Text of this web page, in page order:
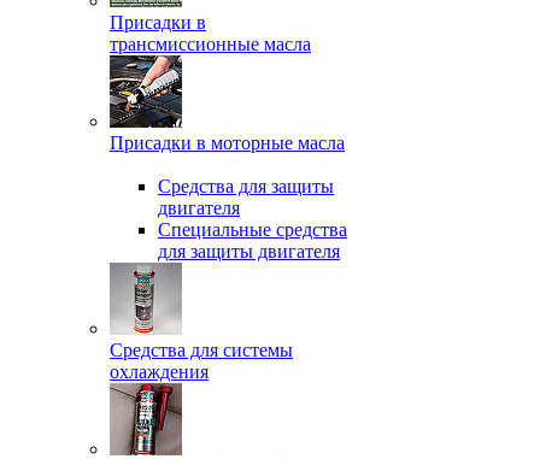
Присадки в
трансмиссионные масла
Присадки в моторные масла
Средства для защиты
двигателя
Специальныe средства
для защиты двигателя
Средства для системы
охлаждения